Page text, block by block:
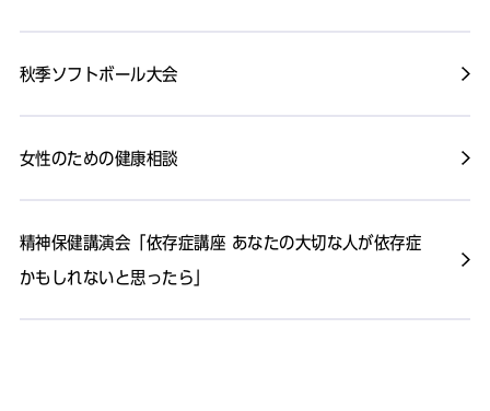
秋季ソフトボール大会
女性のための健康相談
精神保健講演会「依存症講座 あなたの大切な人が依存症
かもしれないと思ったら」